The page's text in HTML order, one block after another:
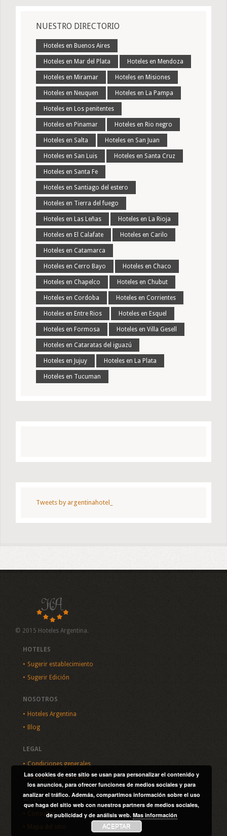
NUESTRO DIRECTORIO
Hoteles en Buenos Aires
Hoteles en Mar del Plata Hoteles en Mendoza
Hoteles en Miramar Hoteles en Misiones
Hoteles en Neuquen Hoteles en La Pampa
Hoteles en Los penitentes
Hoteles en Pinamar Hoteles en Rio negro
Hoteles en Salta Hoteles en San Juan
Hoteles en San Luis Hoteles en Santa Cruz
Hoteles en Santa Fe
Hoteles en Santiago del estero
Hoteles en Tierra del fuego
Hoteles en Las Leñas Hoteles en La Rioja
Hoteles en El Calafate Hoteles en Carilo
Hoteles en Catamarca
Hoteles en Cerro Bayo Hoteles en Chaco
Hoteles en Chapelco Hoteles en Chubut
Hoteles en Cordoba Hoteles en Corrientes
Hoteles en Entre Rios Hoteles en Esquel
Hoteles en Formosa Hoteles en Villa Gesell
Hoteles en Cataratas del iguazú
Hoteles en Jujuy Hoteles en La Plata
Hoteles en Tucuman
Tweets by argentinahotel_
© 2015 Hoteles Argentina.
HOTELES
Sugerir establecimiento
Sugerir Edición
NOSOTROS
Hoteles Argentina
Blog
LEGAL
Condiciones generales
Política de privacidad
SITIO
Consultas
Mapa del sitio
Las cookies de este sitio se usan para personalizar el contenido y
los anuncios, para ofrecer funciones de medios sociales y para
analizar el tráfico. Además, compartimos información sobre el uso
que haga del sitio web con nuestros partners de medios sociales,
de publicidad y de análisis web. Mas información
ACEPTAR